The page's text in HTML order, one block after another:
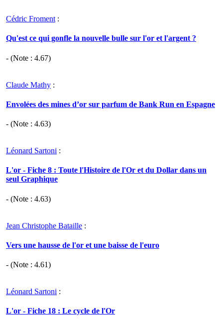
Cédric Froment :
Qu'est ce qui gonfle la nouvelle bulle sur l'or et l'argent ?
- (Note : 4.67)
Claude Mathy :
Envolées des mines d’or sur parfum de Bank Run en Espagne
- (Note : 4.63)
Léonard Sartoni :
L'or - Fiche 8 : Toute l'Histoire de l'Or et du Dollar dans un
seul Graphique
- (Note : 4.63)
Jean Christophe Bataille :
Vers une hausse de l'or et une baisse de l'euro
- (Note : 4.61)
Léonard Sartoni :
L'or - Fiche 18 : Le cycle de l'Or